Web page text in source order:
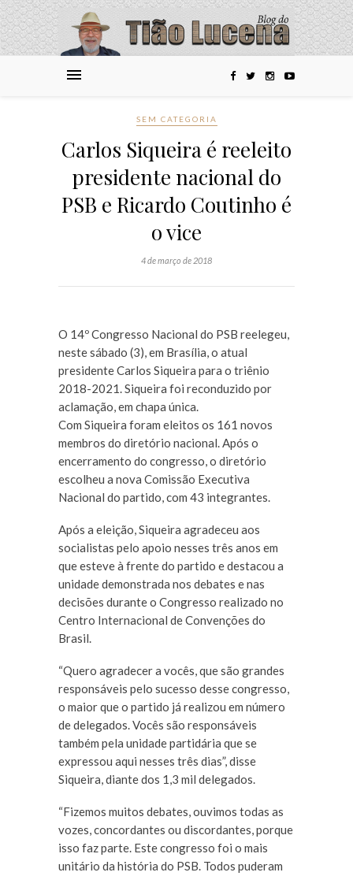
SEM CATEGORIA
Carlos Siqueira é reeleito
presidente nacional do
PSB e Ricardo Coutinho é
o vice
4 de março de 2018
O 14º Congresso Nacional do PSB reelegeu,
neste sábado (3), em Brasília, o atual
presidente Carlos Siqueira para o triênio
2018-2021. Siqueira foi reconduzido por
aclamação, em chapa única.
Com Siqueira foram eleitos os 161 novos
membros do diretório nacional. Após o
encerramento do congresso, o diretório
escolheu a nova Comissão Executiva
Nacional do partido, com 43 integrantes.
Após a eleição, Siqueira agradeceu aos
socialistas pelo apoio nesses três anos em
que esteve à frente do partido e destacou a
unidade demonstrada nos debates e nas
decisões durante o Congresso realizado no
Centro Internacional de Convenções do
Brasil.
“Quero agradecer a vocês, que são grandes
responsáveis pelo sucesso desse congresso,
o maior que o partido já realizou em número
de delegados. Vocês são responsáveis
também pela unidade partidária que se
expressou aqui nesses três dias”, disse
Siqueira, diante dos 1,3 mil delegados.
“Fizemos muitos debates, ouvimos todas as
vozes, concordantes ou discordantes, porque
isso faz parte. Este congresso foi o mais
unitário da história do PSB. Todos puderam